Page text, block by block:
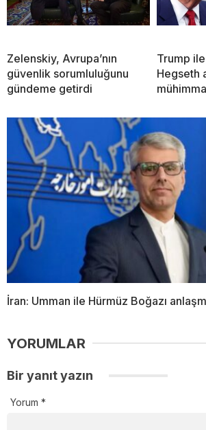
Zelenskiy, Avrupa’nın
güvenlik sorumluluğunu
gündeme getirdi
Trump
Hegseth
İran: Umman ile Hürmüz Boğazı
YORUMLAR
Bir yanıt yazın
Yorum *